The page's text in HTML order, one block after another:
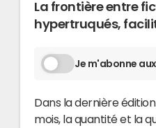
La frontière entre
hypertruqués,
Je m'abonne
Dans la dernière
mois, la quantité et la